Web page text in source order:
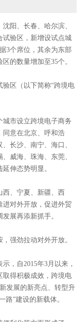
阳、长春、哈尔滨、
试验区，新增设试点城
3个席位，其余为东部
的数量增加至35个。
区（以下简称“跨境电
城市设立跨境电子商务
同意在北京、呼和浩
长沙、南宁、海口、
威海、珠海、东莞、
伸态势明显。
西、宁夏、新疆、西
进对外开放，促进外贸
展再添新抓手。
强劲拉动对外开放。
，自2015年3月以来，
取得积极成效，跨境电
发展的新亮点、转型升
路”建设的新载体。